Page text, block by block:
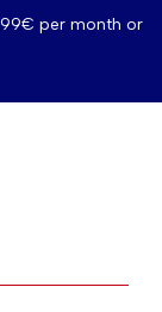
per month or